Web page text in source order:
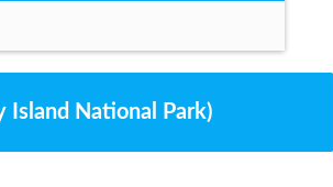
Island National Park)